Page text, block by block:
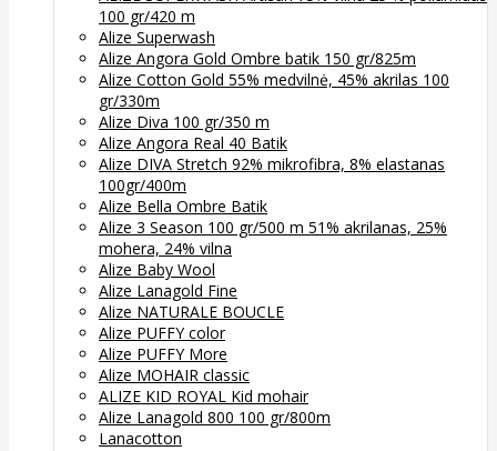
100 gr/420 m
Alize Superwash
Alize Angora Gold Ombre batik 150 gr/825m
Alize Cotton Gold 55% medvilnė, 45% akrilas 100
gr/330m
Alize Diva 100 gr/350 m
Alize Angora Real 40 Batik
Alize DIVA Stretch 92% mikrofibra, 8% elastanas
100gr/400m
Alize Bella Ombre Batik
Alize 3 Season 100 gr/500 m 51% akrilanas, 25%
mohera, 24% vilna
Alize Baby Wool
Alize Lanagold Fine
Alize NATURALE BOUCLE
Alize PUFFY color
Alize PUFFY More
Alize MOHAIR classic
ALIZE KID ROYAL Kid mohair
Alize Lanagold 800 100 gr/800m
Lanacotton